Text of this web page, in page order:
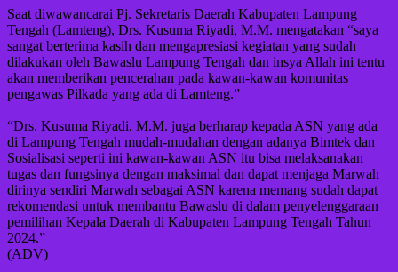
Saat diwawancarai Pj. Sekretaris Daerah Kabupaten Lampung
Tengah (Lamteng), Drs. Kusuma Riyadi, M.M. mengatakan “saya
sangat berterima kasih dan mengapresiasi kegiatan yang sudah
dilakukan oleh Bawaslu Lampung Tengah dan insya Allah ini tentu
akan memberikan pencerahan pada kawan-kawan komunitas
pengawas Pilkada yang ada di Lamteng.”
“Drs. Kusuma Riyadi, M.M. juga berharap kepada ASN yang ada
di Lampung Tengah mudah-mudahan dengan adanya Bimtek dan
Sosialisasi seperti ini kawan-kawan ASN itu bisa melaksanakan
tugas dan fungsinya dengan maksimal dan dapat menjaga Marwah
dirinya sendiri Marwah sebagai ASN karena memang sudah dapat
rekomendasi untuk membantu Bawaslu di dalam penyelenggaraan
pemilihan Kepala Daerah di Kabupaten Lampung Tengah Tahun
2024.”
(ADV)